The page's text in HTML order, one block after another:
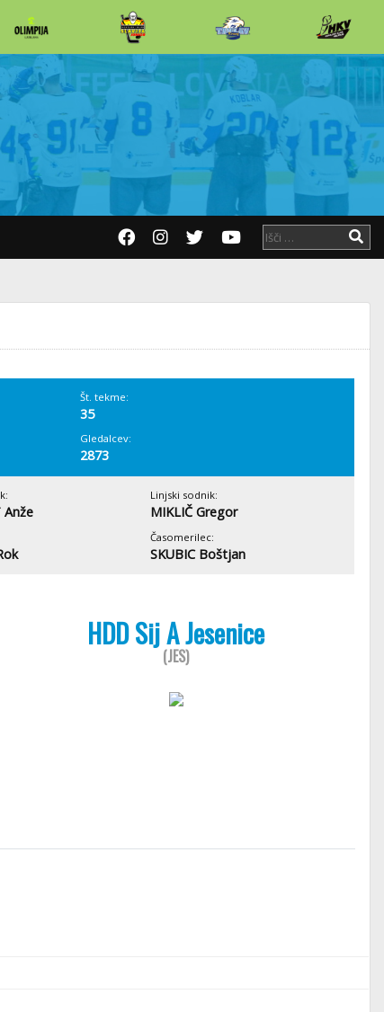
Št. tekme:
35
Gledalcev:
2873
Anže
Linjski sodnik:
MIKLIČ Gregor
Časomerilec:
SKUBIC Boštjan
HDD Sij A Jesenice
(JES)